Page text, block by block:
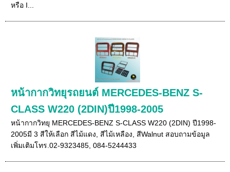
หรือ I...
หน้ากากวิทยุรถยนต์ MERCEDES-BENZ S-
CLASS W220 (2DIN)ปี1998-2005
หน้ากากวิทยุ MERCEDES-BENZ S-CLASS W220 (2DIN) ปี1998-
2005มี 3 สีให้เลือก สีไม้แดง, สีไม้เหลือง, สีWalnut สอบถามข้อมูล
เพิ่มเติมโทร.02-9323485, 084-5244433